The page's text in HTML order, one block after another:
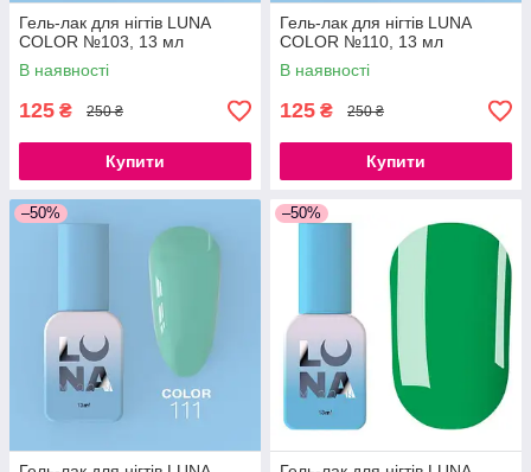
Гель-лак для нігтів LUNA
COLOR №103, 13 мл
В наявності
125 ₴ 250 ₴
Купити
Гель-лак для нігтів LUNA
COLOR №110, 13 мл
В наявності
125 ₴ 250 ₴
Купити
–50% –50%